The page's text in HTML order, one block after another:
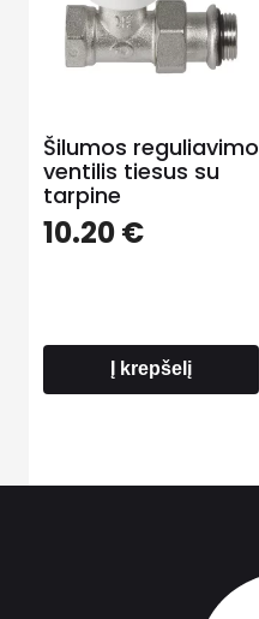
Šilumos reguliavimo
ventilis tiesus su
tarpine
10.20€
Į krepšelį